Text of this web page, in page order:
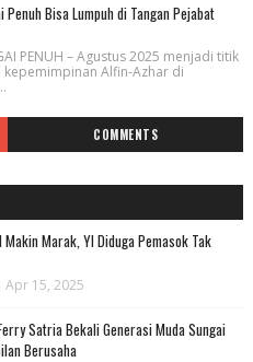
Bisa Lumpuh di Tangan Pejabat
PENUH – Agustus 2025 menjadi titik
Alfin-Azhar di
COMMENTS
Marak, YI Diduga Pemasok Tak
Apr 15, 2025
Satria Bekali Generasi Muda Sungai
Berusaha